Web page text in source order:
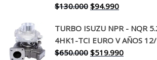
$130.000 El
original
era:
$130.000.
$94.990El
actual
es:
$94.990.
TURBO ISUZU NPR - NQR
4HK1-TCI EURO V AÑOS
$650.000 El
$519.990El